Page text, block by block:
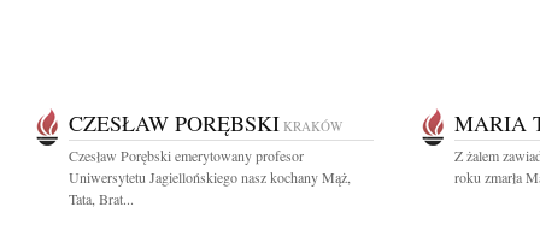
CZESŁAW PORĘBSKI KRAKÓW
Czesław Porębski emerytowany profesor
Uniwersytetu Jagiellońskiego nasz kochany Mąż,
Tata, Brat...
MARIA
Z żalem
roku zmarła